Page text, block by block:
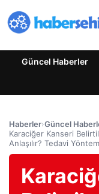
Güncel Haberler
Haberler›Güncel
Karaciğer Kanseri
Anlaşılır? Tedavi